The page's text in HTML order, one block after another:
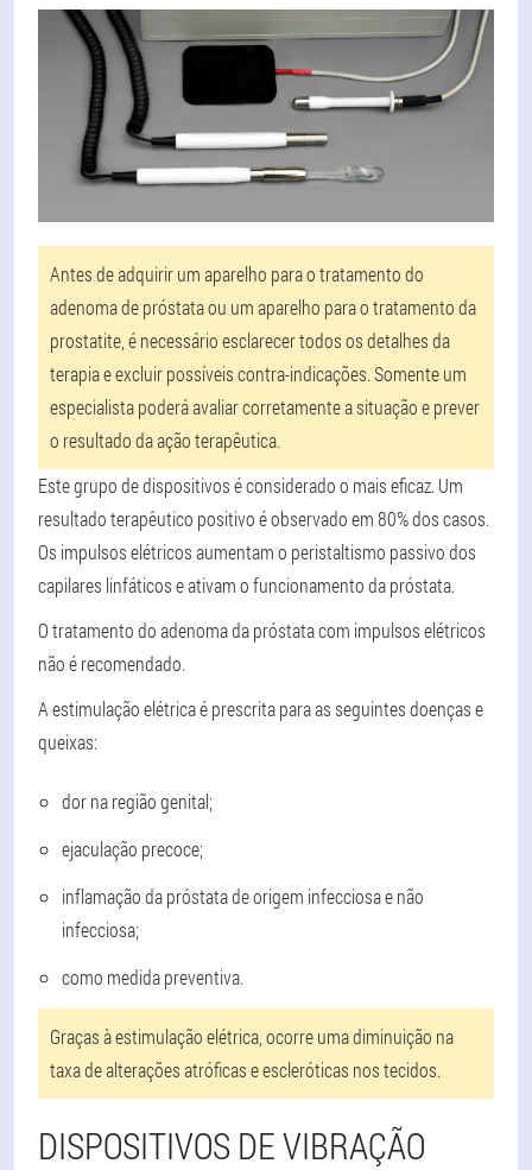
Antes de adquirir um aparelho para o tratamento do
adenoma de próstata ou um aparelho para o tratamento da
prostatite, é necessário esclarecer todos os detalhes da
terapia e excluir possíveis contra-indicações. Somente um
especialista poderá avaliar corretamente a situação e prever
o resultado da ação terapêutica.
Este grupo de dispositivos é considerado o mais eficaz. Um
resultado terapêutico positivo é observado em 80% dos casos.
Os impulsos elétricos aumentam o peristaltismo passivo dos
capilares linfáticos e ativam o funcionamento da próstata.
O tratamento do adenoma da próstata com impulsos elétricos
não é recomendado.
A estimulação elétrica é prescrita para as seguintes doenças e
queixas:
dor na região genital;
ejaculação precoce;
inflamação da próstata de origem infecciosa e não
infecciosa;
como medida preventiva.
Graças à estimulação elétrica, ocorre uma diminuição na
taxa de alterações atróficas e escleróticas nos tecidos.
DISPOSITIVOS DE VIBRAÇÃO